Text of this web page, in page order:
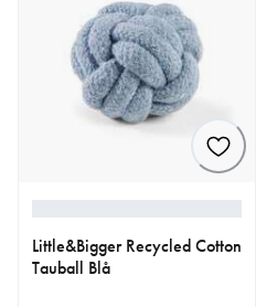
Little&Bigger Recycled Cotton
Tauball Blå